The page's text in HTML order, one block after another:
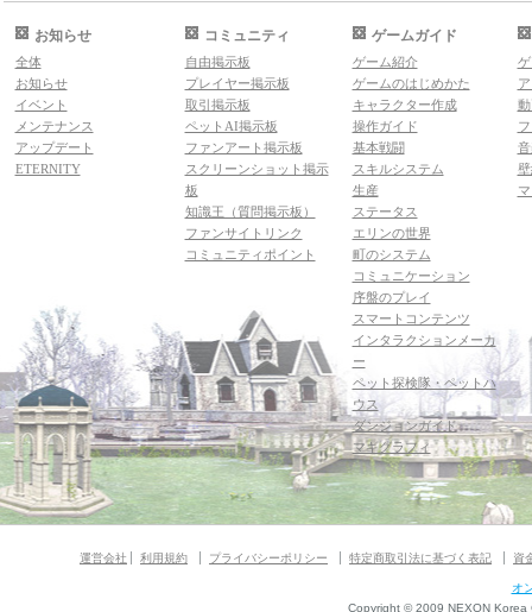
お知らせ
全体
お知らせ
イベント
メンテナンス
アップデート
ETERNITY
コミュニティ
自由掲示板
プレイヤー掲示板
取引掲示板
ペットAI掲示板
ファンアート掲示板
スクリーンショット掲示
板
知識王（質問掲示板）
ファンサイトリンク
コミュニティポイント
ゲームガイド
ゲーム紹介
ゲームのはじめかた
キャラクター作成
操作ガイド
基本戦闘
スキルシステム
生産
ステータス
エリンの世界
町のシステム
コミュニケーション
序盤のプレイ
スマートコンテンツ
インタラクションメーカ
ー
ペット探検隊・ペットハ
ウス
ダンジョンガイド
マギグラフィ
運営会社 利用規約 プライバシーポリシー 特定商取引法に基づく表記 資
オ
Copyright © 2009 NEXON Korea